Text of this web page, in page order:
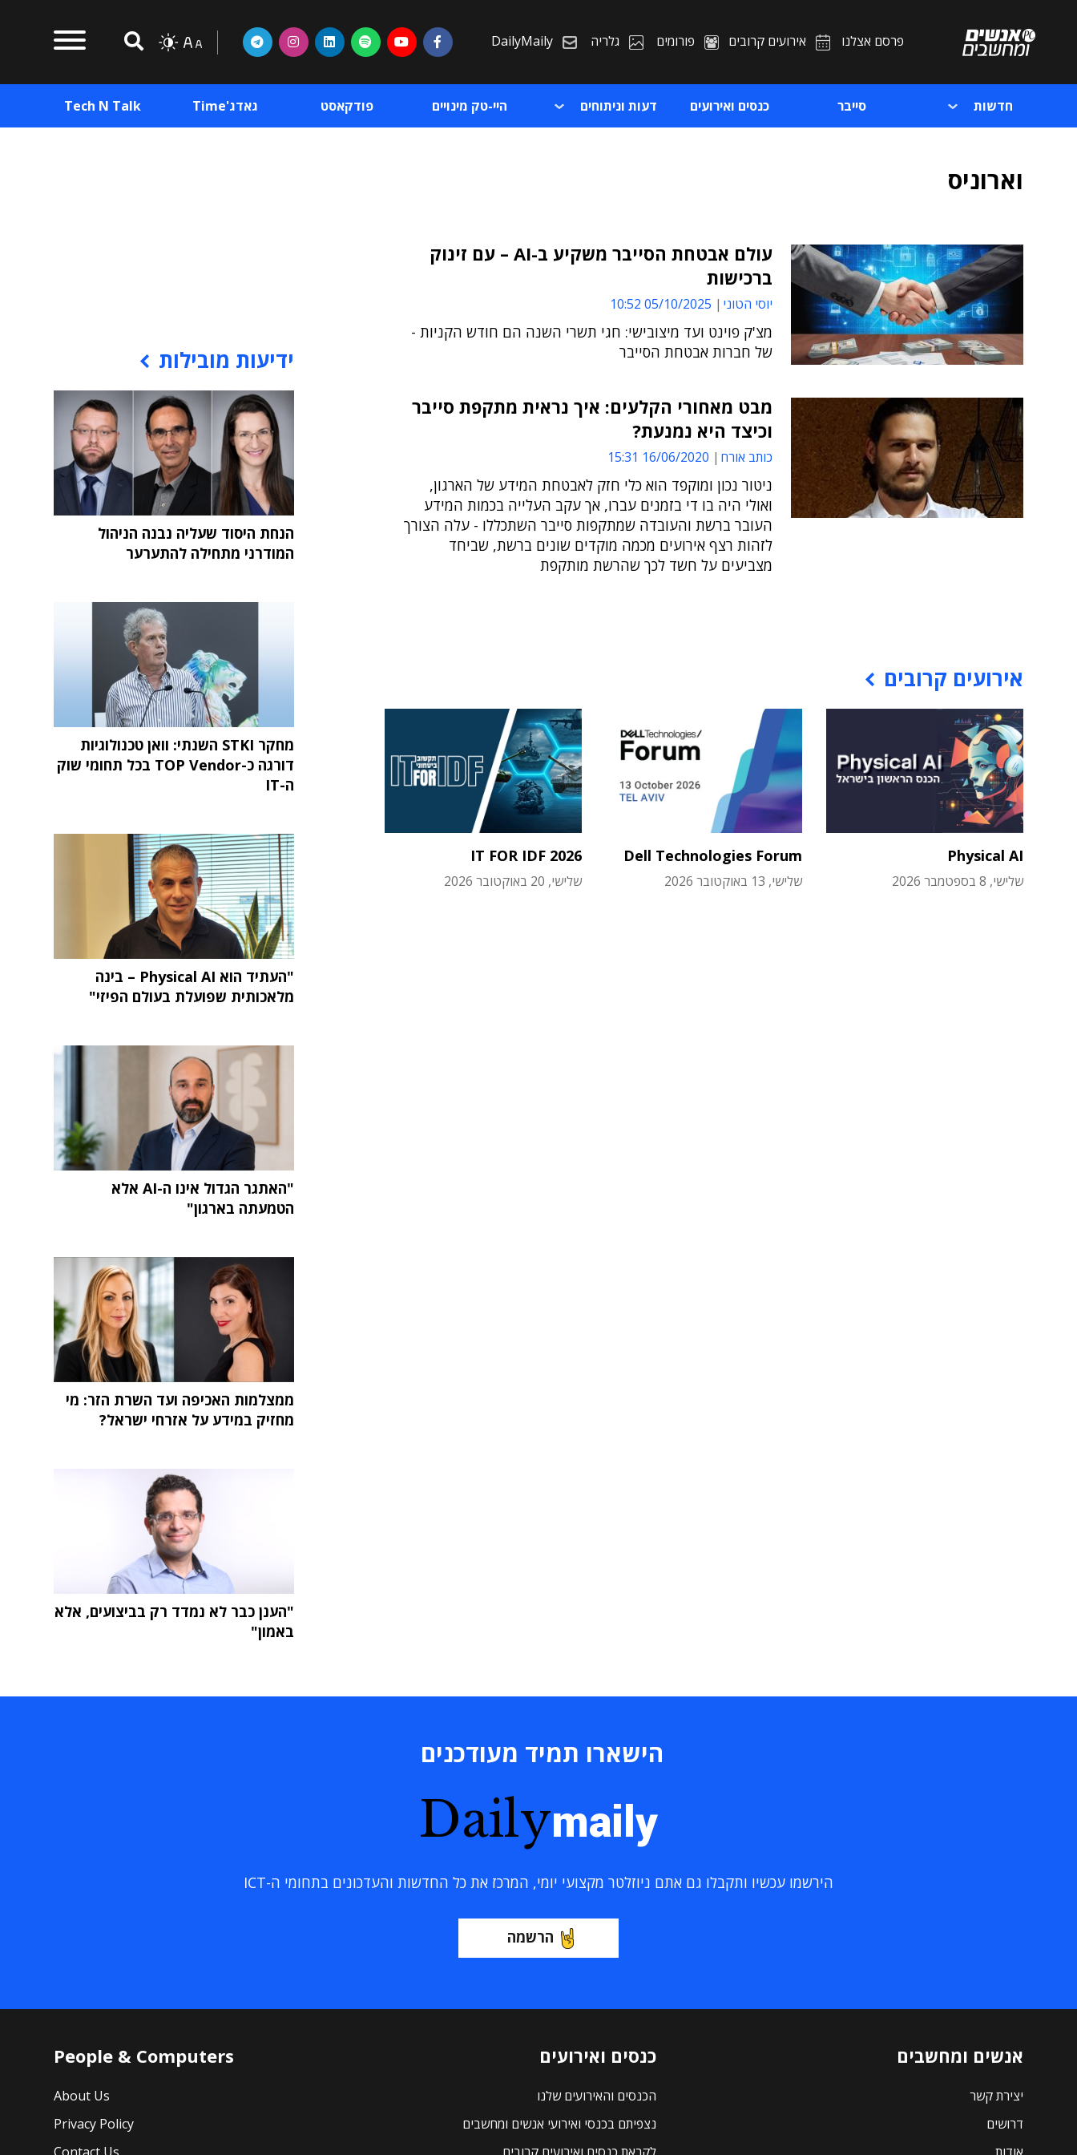
פרסם אצלנו אירועים קרובים פורומים גלריה DailyMaily
חדשות סייבר כנסים ואירועים דעות וניתוחים היי-טק מינויים פודקאסט גאדג'Time Tech N Talk
וארוניס
עולם אבטחת הסייבר משקיע ב-AI – עם זינוק
ברכישות
יוסי הטוני 05/10/2025 10:52
מצ'ק פוינט ועד מיצובישי: חגי תשרי השנה הם חודש הקניות -
של חברות אבטחת הסייבר
מבט מאחורי הקלעים: איך נראית מתקפת סייבר
וכיצד היא נמנעת?
כותב אורח 16/06/2020 15:31
ניטור נכון ומוקפד הוא כלי חזק לאבטחת המידע של הארגון,
ואולי היה בו די בזמנים עברו, אך עקב העלייה בכמות המידע
העובר ברשת והעובדה שמתקפות סייבר השתכללו - עלה הצורך
לזהות רצף אירועים מכמה מוקדים שונים ברשת, שביחד
מצביעים על חשד לכך שהרשת מותקפת
אירועים קרובים
Physical AI
שלישי, 8 בספטמבר 2026
Dell Technologies Forum
שלישי, 13 באוקטובר 2026
IT FOR IDF 2026
שלישי, 20 באוקטובר 2026
ידיעות מובילות
הנחת היסוד שעליה נבנה הניהול
המודרני מתחילה להתערער
מחקר STKI השנתי: וואן טכנולוגיות
דורגה כ-TOP Vendor בכל תחומי שוק
ה-IT
"העתיד הוא Physical AI – בינה
מלאכותית שפועלת בעולם הפיזי"
"האתגר הגדול אינו ה-AI אלא
הטמעתה בארגון"
ממצלמות האכיפה ועד השרת הזר: מי
מחזיק במידע על אזרחי ישראל?
"הענן כבר לא נמדד רק בביצועים, אלא
באמון"
הישארו תמיד מעודכנים
Dailymaily
הירשמו עכשיו ותקבלו גם אתם ניוזלטר מקצועי יומי, המרכז את כל החדשות והעדכונים בתחומי ה-ICT
הרשמה
אנשים ומחשבים
יצירת קשר
דרושים
כנסים ואירועים
הכנסים והאירועים שלנו
נצפיתם בכנסי ואירועי אנשים ומחשבים
People & Computers
About Us
Privacy Policy